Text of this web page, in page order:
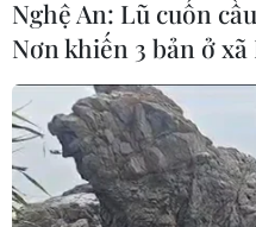
Đội tuyển Việt
thưởng 2 tỷ đồng sau
Indonesia
04/08/2026 04:16
Nghệ An: Lũ cuốn
Nơn khiến 3 bản ở